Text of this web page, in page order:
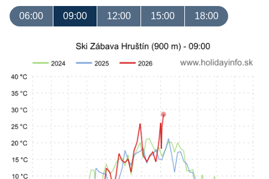
06:00 09:00 12:00 15:00 18:00